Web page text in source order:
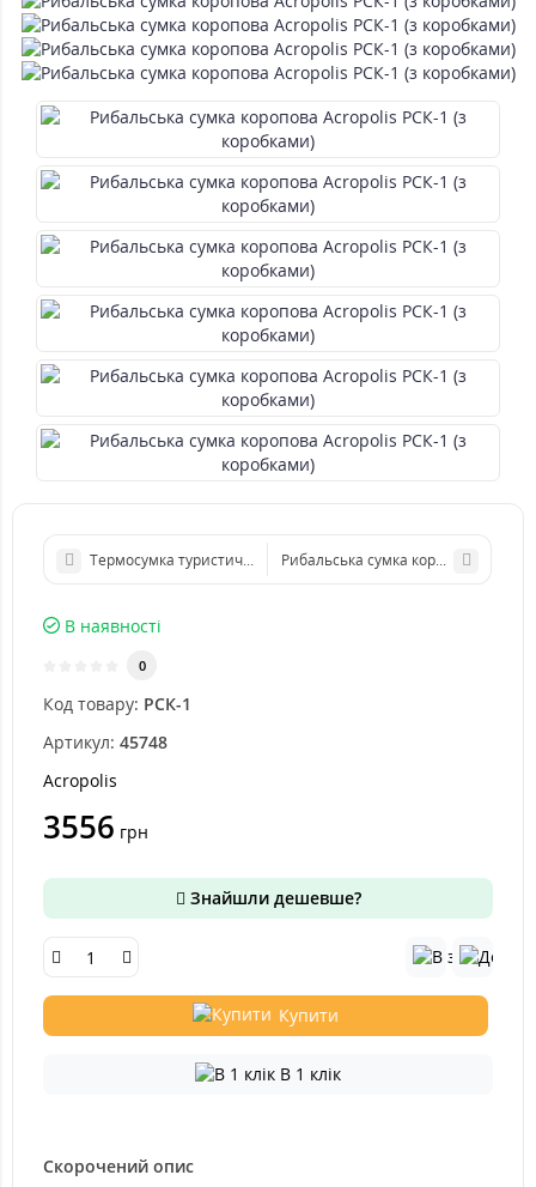
Термосумка туристична Acropolis ТСТ-3уРибальська сумка коропова
В наявності
0
Код товару: РСК-1
Артикул: 45748
Acropolis
3556 грн
Знайшли дешевше?
Купити
В 1 клік
Скорочений опис